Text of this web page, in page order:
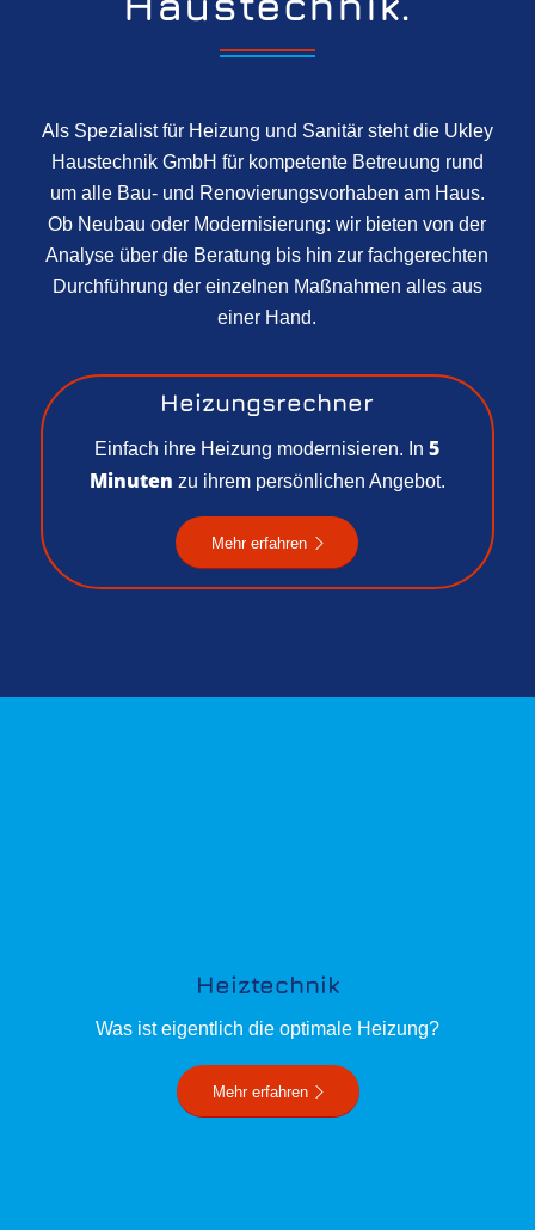
Als Spezialist für Heizung und Sanitär steht die Ukley
Haustechnik GmbH für kompetente Betreuung rund
um alle Bau- und Renovierungsvorhaben am Haus.
Ob Neubau oder Modernisierung: wir bieten von der
Analyse über die Beratung bis hin zur fachgerechten
Durchführung der einzelnen Maßnahmen alles aus
einer Hand.
Heizungsrechner
Einfach ihre Heizung modernisieren. In5
Minuten zu ihrem persönlichen Angebot.
Mehr erfahren
Heiztechnik
Was ist eigentlich die optimale Heizung?
Mehr erfahren